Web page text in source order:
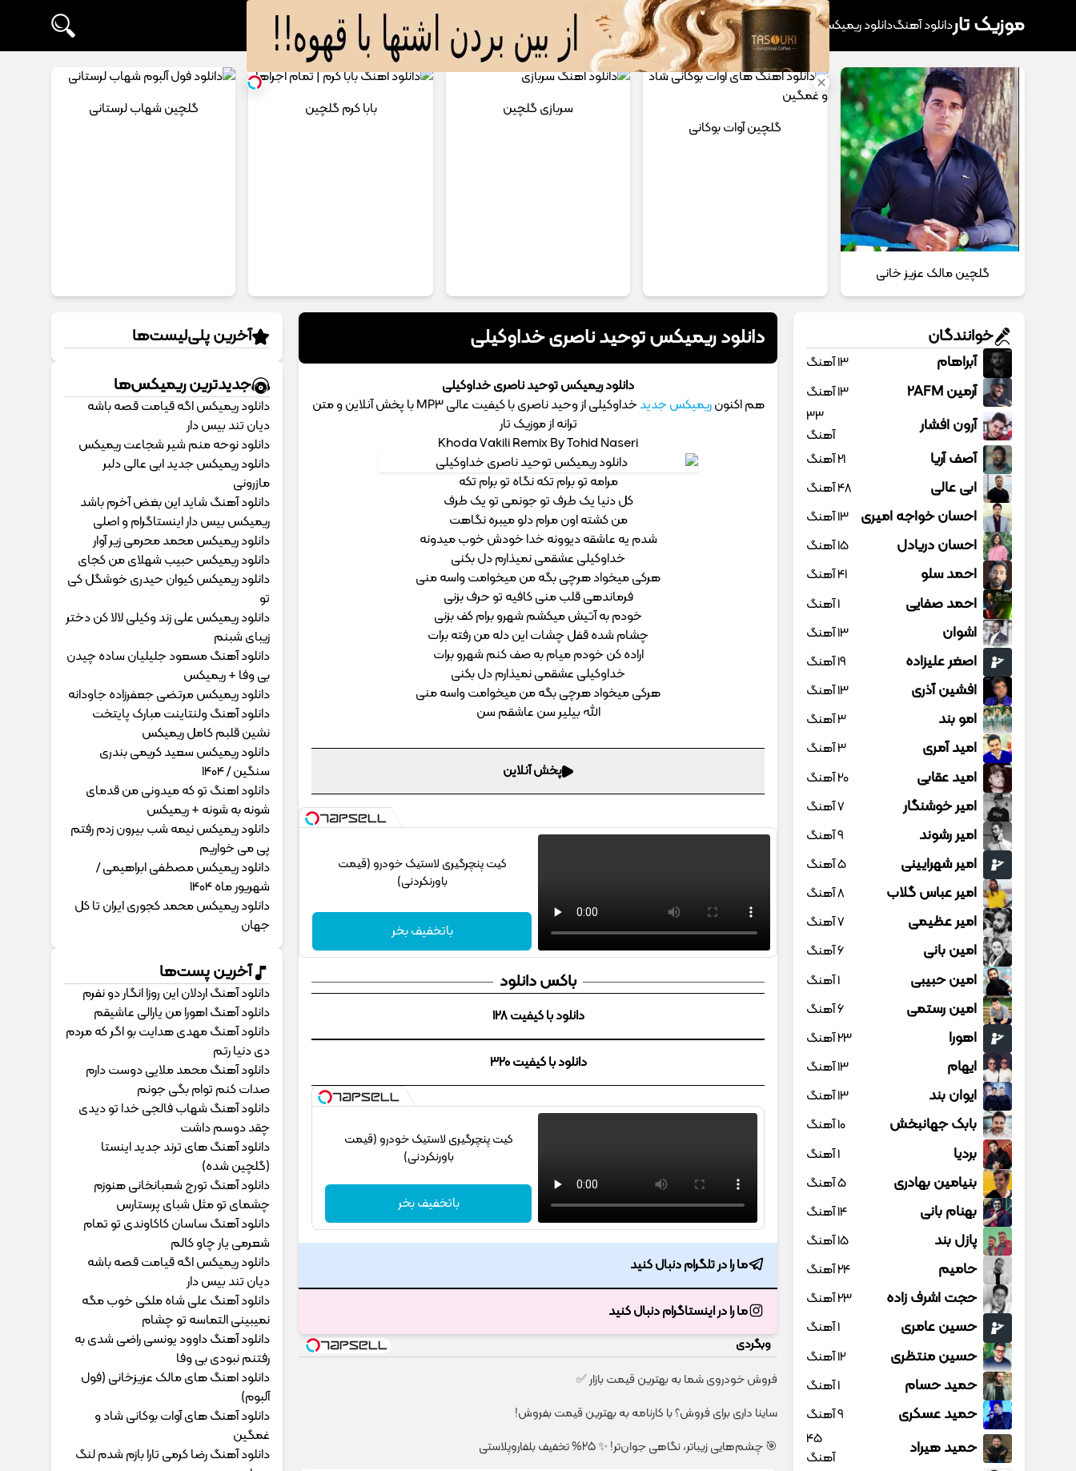
موزیک تاردانلود آهنگدانلود ریمیکسآهنگ پرطرفدار دانلود مداحیتماس با ما
گلچین مالک عزیز خانی
گلچین آوات بوکانی
سربازی گلچین بابا کرم گلچین گلچین شهاب لرستانی
دانلود ریمیکس توحید ناصری خداوکیلی
دانلود ریمیکس توحید ناصری خداوکیلی
هم اکنونریمیکس جدید
خداوکیلی از وحید ناصری با کیفیت عالی MP3 با پخش آنلاین و متن
ترانه از موزیک تار
Khoda Vakili Remix By Tohid Naseri
مرامه تو برام تکه نگاه تو برام تکه
کل دنیا یک طرف تو جونمی تو یک طرف
من کشته اون مرام دلو میبره نگاهت
شدم یه عاشقه دیوونه خدا خودش خوب میدونه
خداوکیلی عشقمی نمیذارم دل بکنی
هرکی میخواد هرچی بگه من میخوامت واسه منی
فرماندهی قلب منی کافیه تو حرف بزنی
خودم به آتیش میکشم شهرو برام کف بزنی
چشام شده قفل چشات این دله من رفته برات
اراده کن خودم میام به صف کنم شهرو برات
خداوکیلی عشقمی نمیذارم دل بکنی
هرکی میخواد هرچی بگه من میخوامت واسه منی
الله بیلیر سن عاشقم سن
پخش آنلاین
کیت پنچرگیری لاستیک خودرو (قیمت
باورنکردنی)
باتخفیف بخر
باکس دانلود
دانلود با کیفیت 128
دانلود با کیفیت 320
کیت پنچرگیری لاستیک خودرو (قیمت
باورنکردنی)
باتخفیف بخر
ما را در تلگرام دنبال کنید
ما را در اینستاگرام دنبال کنید
وبگردی
فروش خودروی شما به بهترین قیمت بازار ✅
ساینا داری برای فروش؟ با کارنامه به بهترین قیمت بفروش!
🎯 چشم‌هایی زیباتر، نگاهی جوان‌تر! ✨ 25% تخفیف بلفاروپلاستی
خوانندگان
آبراهام 13 آهنگ
آرمین 2AFM 13 آهنگ
آرون افشار
33
آهنگ
آصف آریا 21 آهنگ
ابی عالی 48 آهنگ
احسان خواجه امیری 13 آهنگ
احسان دریادل 15 آهنگ
احمد سلو 41 آهنگ
احمد صفایی 1 آهنگ
اشوان 13 آهنگ
اصغر علیزاده 19 آهنگ
افشین آذری 13 آهنگ
امو بند 3 آهنگ
امید آمری 3 آهنگ
امید عقابی 20 آهنگ
امیر خوشنگار 7 آهنگ
امیر رشوند 9 آهنگ
امیر شهرایینی 5 آهنگ
امیر عباس گلاب 8 آهنگ
امیر عظیمی 7 آهنگ
امین بانی 6 آهنگ
امین حبیبی 1 آهنگ
امین رستمی 6 آهنگ
اهورا 23 آهنگ
ایهام 13 آهنگ
ایوان بند 13 آهنگ
بابک جهانبخش 10 آهنگ
بردیا 1 آهنگ
بنیامین بهادری 5 آهنگ
بهنام بانی 14 آهنگ
پازل بند 15 آهنگ
حامیم 24 آهنگ
حجت اشرف زاده 23 آهنگ
حسین عامری 1 آهنگ
حسین منتظری 12 آهنگ
حمید حسام 1 آهنگ
حمید عسکری 9 آهنگ
حمید هیراد
45
آهنگ
آخرین پلی‌لیست‌ها
جدیدترین ریمیکس‌ها
دانلود ریمیکس اگه قیامت قصه باشه
دیان تند بیس دار
دانلود نوحه منم شیر شجاعت ریمیکس
دانلود ریمیکس جدید ابی عالی دلبر
مازرونی
دانلود آهنگ شاید این بغض آخرم باشد
ریمیکس بیس دار اینستاگرام و اصلی
دانلود ریمیکس محمد محرمی زیر آوار
دانلود ریمیکس حبیب شهلای من کجای
دانلود ریمیکس کیوان حیدری خوشگل کی
تو
دانلود ریمیکس علی زند وکیلی لالا کن دختر
زیبای شبنم
دانلود آهنگ مسعود جلیلیان ساده چیدن
بی وفا + ریمیکس
دانلود ریمیکس مرتضی جعفرزاده جاودانه
دانلود آهنگ ولنتاینت مبارک پایتخت
نشین قلبم کامل ریمیکس
دانلود ریمیکس سعید کریمی بندری
سنگین / 1404
دانلود اهنگ تو که میدونی من قدمای
شونه به شونه + ریمیکس
دانلود ریمیکس نیمه شب بیرون زدم رفتم
پی می خواریم
دانلود ریمیکس مصطفی ابراهیمی /
شهریور ماه 1404
دانلود ریمیکس محمد کجوری ایران تا کل
جهان
آخرین پست‌ها
دانلود آهنگ اردلان این روزا انگار دو نفرم
دانلود آهنگ اهورا من یارالی عاشیقم
دانلود آهنگ مهدی هدایت بو اگر که مردم
دی دنیا رتم
دانلود آهنگ محمد ملایی دوﺳﺖ دارم
ﺻﺪات ﻛﻨﻢ ﺗﻮام ﺑﮕﻰ ﺟﻮﻧﻢ
دانلود آهنگ شهاب فالجی خدا تو دیدی
چقد دوسم داشت
دانلود آهنگ های ترند جدید اینستا
(گلچین شده)
دانلود آهنگ تورج شعبانخانی هنوزم
چشمای تو مثل شبای پرستارس
دانلود آهنگ ساسان کاکاوندی تو تمام
شعرمی یار چاو کالم
دانلود ریمیکس اگه قیامت قصه باشه
دیان تند بیس دار
دانلود آهنگ علی شاه ملکی خوب مگه
نمیبینی التماسه تو چشام
دانلود آهنگ داوود یونسی راﺿﻰ ﺷﺪی ﺑﻪ
رﻓﺘﻨﻢ ﻧﺒﻮدی ﺑﻰ وﻓﺎ
دانلود اهنگ های مالک عزیزخانی (فول
آلبوم)
دانلود آهنگ های آوات بوکانی شاد و
غمگین
دانلود آهنگ رضا کرمی تارا بازم شدم لنگ